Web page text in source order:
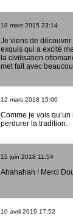
18 mars 2015 23:14
Je viens de
exquis qui a excité
la civilisation
met fait avec
12 mars 2018 15:00
Comme je vois
perdurer la tradition.
15 juin 2018 11:54
Ahahahah ! Merci
10 avril 2019 17:52